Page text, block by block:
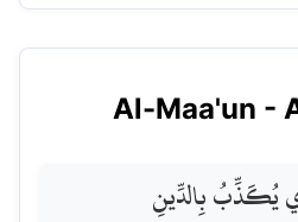
Al-Maa'un -
يُكَذِّبُ بِالدِّينِ